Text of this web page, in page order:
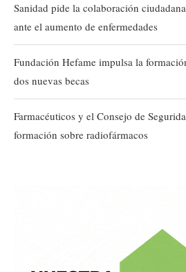
Sanidad pide la colaboración
ante el aumento de enfermedades
Fundación Hefame impulsa la
dos nuevas becas
Farmacéuticos y el Consejo de
formación sobre radiofármacos